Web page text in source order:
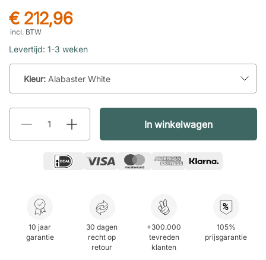
€ 212,96
incl. BTW
Levertijd: 1-3 weken
Kleur: Alabaster White
In winkelwagen
10 jaar
garantie
30 dagen
recht op
retour
+300.000
tevreden
klanten
%
105%
prijsgarantie